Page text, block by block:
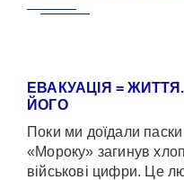
ЕВАКУАЦІЯ =
ЙОГО
Поки ми доїдали
«Мороку» загинув
військові цифри. Це